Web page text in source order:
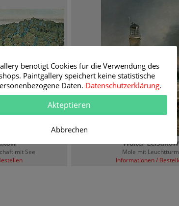
mit See
Walter Leistikow
Mole mit Leuchtturm
Informationen /
benötigt Cookies für die Verwendung des
Paintgallery speichert keine statistische
Daten. Datenschutzerklärung.
Akteptieren
Abbrechen